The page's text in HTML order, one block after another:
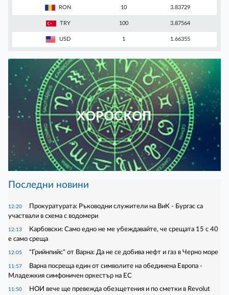
RON 10 3.83729
TRY 100 3.87564
USD 1 1.66355
ХОРОСКОП
Последни новини
12:20
Прокуратурата: Ръководни служители на ВиК - Бургас са
участвали в схема с водомери
12:13
Карбовски: Само едно не ме убеждавайте, че срещата 15 с 40
е само среща
12:05 "Грийнпийс" от Варна: Да не се добива нефт и газ в Черно море
11:57
Варна посреща един от символите на обединена Европа -
Младежкия симфоничен оркестър на ЕС
11:50 НОИ вече ще превежда обезщетения и по сметки в Revolut